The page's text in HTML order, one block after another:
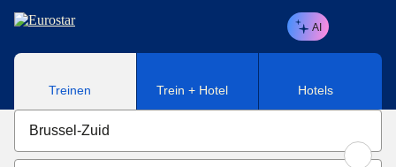
Naar hoofdinhoud
AI
Treinen Trein + Hotel Hotels